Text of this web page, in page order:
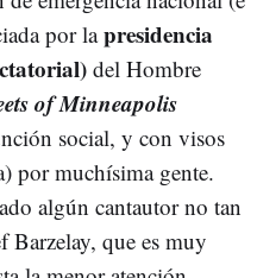
por lapresidencia
del Hombre
of Minneapolis
social, y con visos
por muchísima gente.
algún cantautor no tan
que es muy